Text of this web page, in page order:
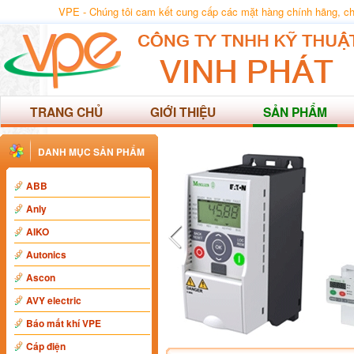
VPE - Chúng tôi cam kết cung cấp các mặt hàng chính hãng,
TRANG CHỦ GIỚI THIỆU SẢN PHẨM
DANH MỤC SẢN PHẨM
ABB
Anly
AIKO
Autonics
Ascon
AVY electric
Báo mất khí VPE
Cáp điện